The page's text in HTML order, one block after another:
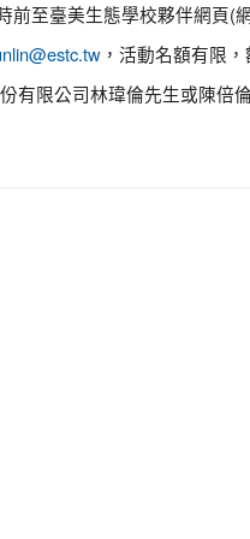
至臺美生態學校夥伴網頁(
，活動名額有限
有限公司林瑋倫先生或陳倍